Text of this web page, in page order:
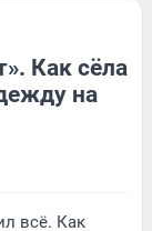
Как сёла
на
всё. Как